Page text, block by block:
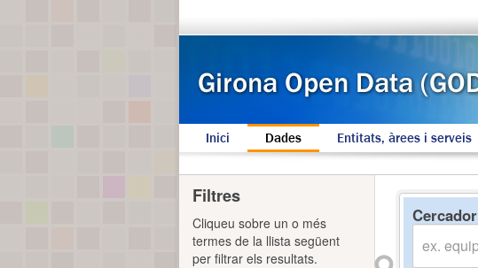
Inici Dades Entitats, àrees i serveis
Cercador
Filtres
Cliqueu sobre un o més
termes de la llista següent
per filtrar els resultats.